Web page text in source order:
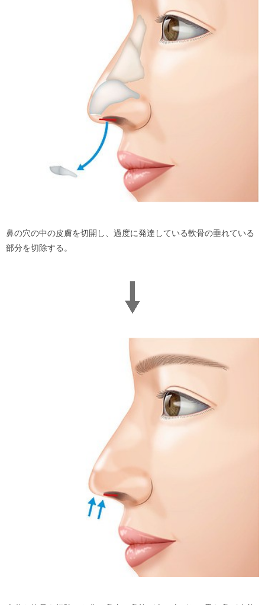
鼻の穴の中の皮膚を切開し、過度に発達している軟骨の垂れている
部分を切除する。